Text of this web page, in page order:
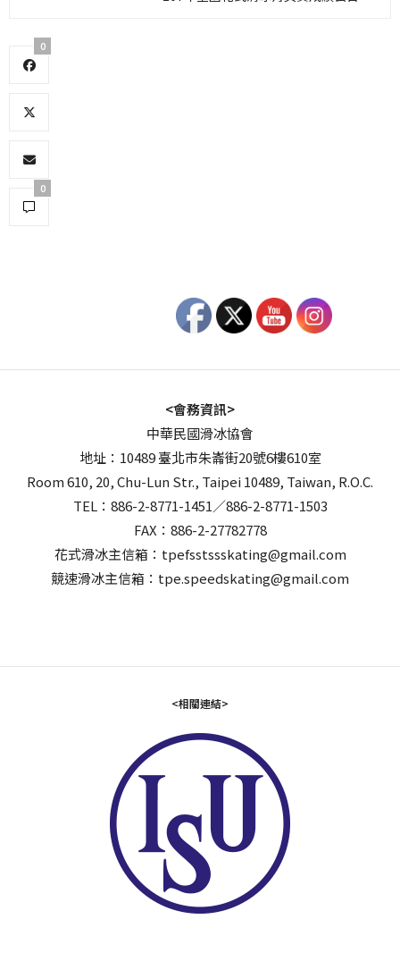
0
0
<會務資訊>
中華民國滑冰協會
地址：10489 臺北市朱崙街20號6樓610室
Room 610, 20, Chu-Lun Str., Taipei 10489, Taiwan, R.O.C.
TEL：886-2-8771-1451／886-2-8771-1503
FAX：886-2-27782778
花式滑冰主信箱：tpefsstssskating@gmail.com
競速滑冰主信箱：tpe.speedskating@gmail.com
<相關連結>